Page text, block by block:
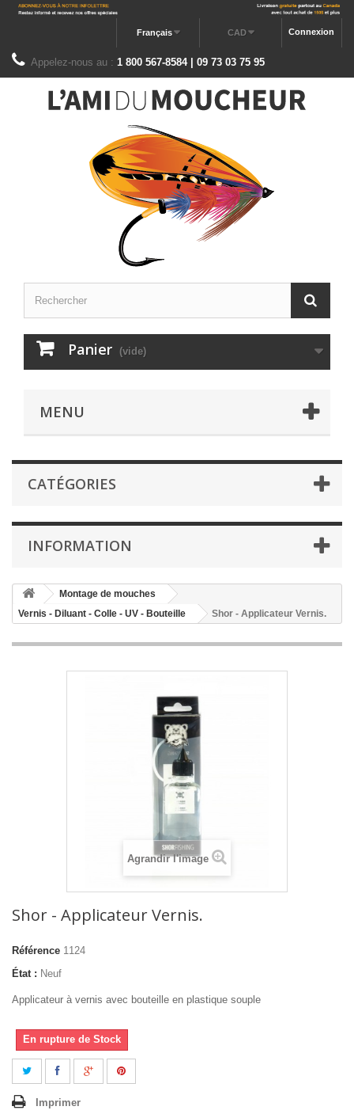
Connexion
CAD
Français
Appelez-nous au : 1 800 567-8584 | 09 73 03 75 95
Panier (vide)
MENU
CATÉGORIES
INFORMATION
Montage de mouches
Vernis - Diluant - Colle - UV - Bouteille
Shor - Applicateur Vernis.
Agrandir l'image
Shor - Applicateur Vernis.
Référence 1124
État : Neuf
Applicateur à vernis avec bouteille en plastique souple
En rupture de Stock
Imprimer